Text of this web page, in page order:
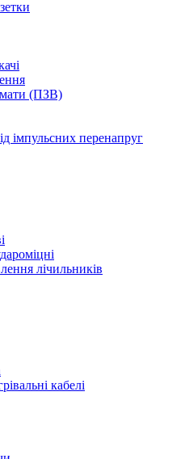
(ПЗВ)
імпульсних перенапруг
лічильників
кабелі